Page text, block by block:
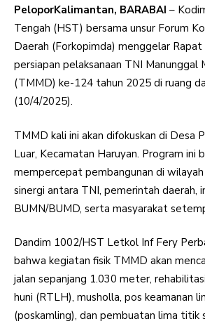
PeloporKalimantan, BARABAI –
Tengah (HST) bersama unsur Forum
Daerah (Forkopimda) menggelar Rapat
persiapan pelaksanaan TNI Manunggal
(TMMD) ke-124 tahun 2025 di ruang
(10/4/2025).
TMMD kali ini akan difokuskan di Desa
Luar, Kecamatan Haruyan. Program ini
mempercepat pembangunan di
sinergi antara TNI, pemerintah daerah,
BUMN/BUMD, serta masyarakat
Dandim 1002/HST Letkol Inf Fery
bahwa kegiatan fisik TMMD akan
jalan sepanjang 1.030 meter,
huni (RTLH), musholla, pos keamanan
(poskamling), dan pembuatan lima titik